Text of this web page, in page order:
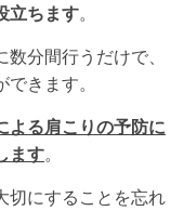
立ちます。
分間行うだけで、
きます。
よる肩こりの予防に
ます。
切にすることを忘れ